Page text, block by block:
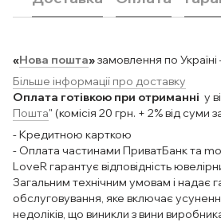
«Нова пошта»замовлення по
Більше інформації про доставку
Оплата готівкою при отриманні у
Пошта" (комісія 20 грн. + 2% від суми
- Кредитною карткою
- Оплата частинами ПриватБанк та
LoveR гарантує відповідність
Загальним технічним умовам і надає
обслуговування, яке включає
недоліків, що виникли з вини